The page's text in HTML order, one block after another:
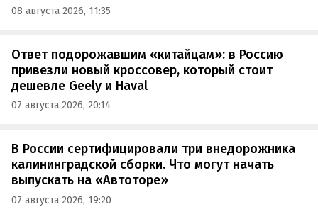
08 августа 2026, 11:35
Ответ подорожавшим «китайцам»: в Россию
привезли новый кроссовер, который стоит
дешевле Geely и Haval
07 августа 2026, 20:14
В России сертифицировали три внедорожника
калининградской сборки. Что могут начать
выпускать на «Автоторе»
07 августа 2026, 19:20